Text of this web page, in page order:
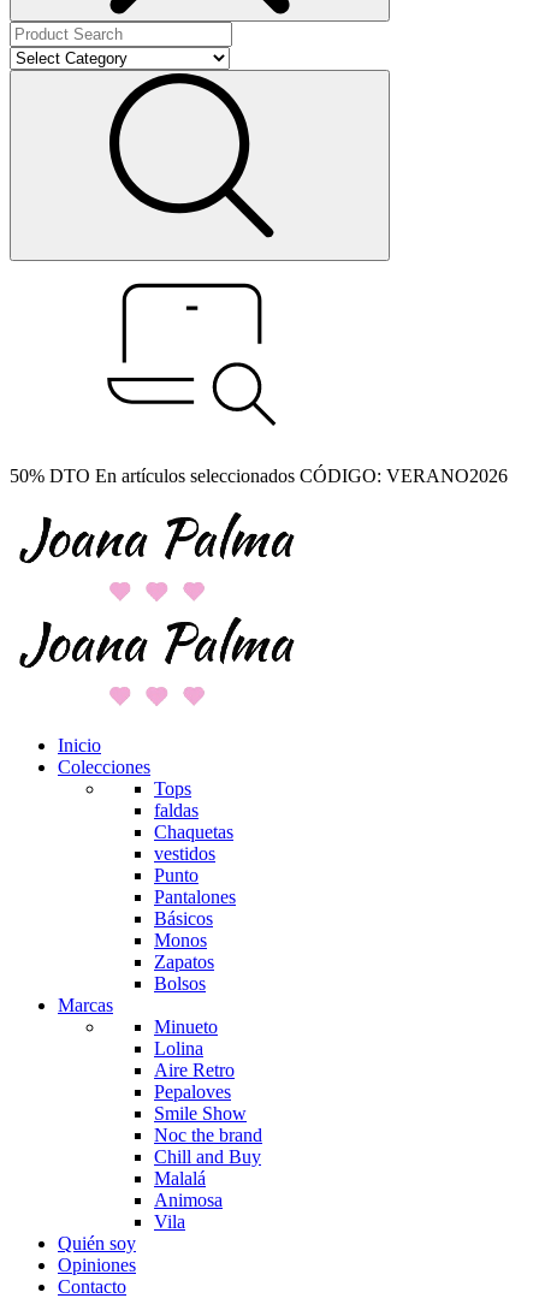
50% DTO En artículos seleccionados CÓDIGO: VERANO2026
Inicio
Colecciones
Tops
faldas
Chaquetas
vestidos
Punto
Pantalones
Básicos
Monos
Zapatos
Bolsos
Marcas
Minueto
Lolina
Aire Retro
Pepaloves
Smile Show
Noc the brand
Chill and Buy
Malalá
Animosa
Vila
Quién soy
Opiniones
Contacto